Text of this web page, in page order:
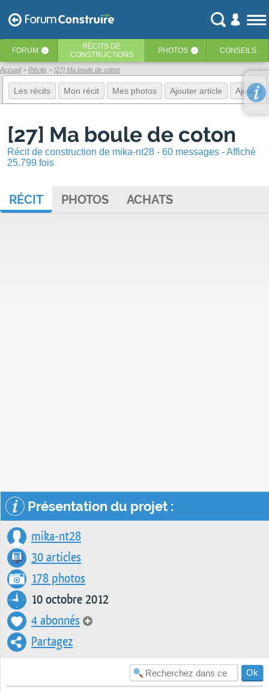
FORUM ‹ RÉCITS DE
CONSTRUCTIONS
PHOTOS ‹ CONSEILS
Accueil Récits [27] Ma boule de coton
Les récits Mon récit Mes photos Ajouter article Ajouter
[27] Ma boule de coton
Récit de construction de mika-nt28 - 60 messages - Affiché
25.799 fois
RÉCIT PHOTOS ACHATS
Présentation du projet :
mika-nt28
30 articles
178 photos
10 octobre 2012
4 abonnés
Partagez